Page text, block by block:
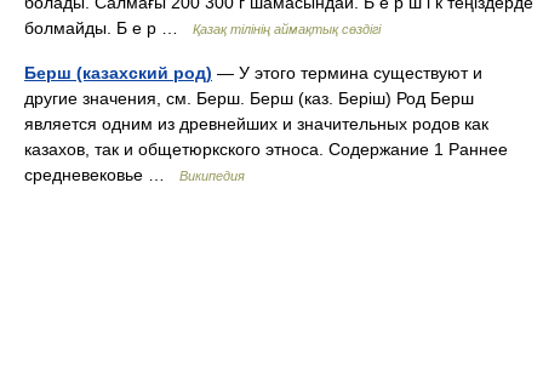
болмайды. Б е р …
Қазақ тілінің аймақтық сөздігі
Берш (казахский род) — У этого термина существуют и
другие значения, см. Берш. Берш (каз. Беріш) Род Берш
является одним из древнейших и значительных родов как
казахов, так и общетюркского этноса. Содержание 1 Раннее
средневековье …
Википедия